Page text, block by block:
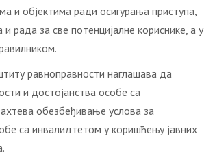
и објектима ради осигурања приступа,
рада за све потенцијалне кориснике, а у
равноправности наглашава да
и достојанства особе са
обезбеђивање услова за
са инвалидтетом у коришћењу јавних